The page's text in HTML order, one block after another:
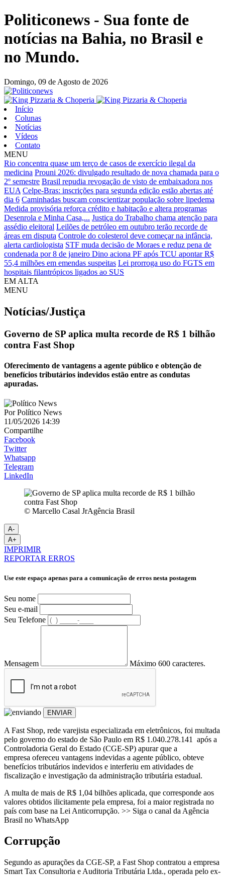
Politiconews - Sua fonte de
notícias na Bahia, no Brasil e
no Mundo.
Domingo, 09 de Agosto de 2026
Início
Colunas
Notícias
Vídeos
Contato
MENU
Rio concentra quase um terço de casos de exercício ilegal da
medicina Prouni 2026: divulgado resultado de nova chamada para o
2º semestre Brasil repudia revogação de visto de embaixadora nos
EUA Celpe-Bras: inscrições para segunda edição estão abertas até
dia 6 Caminhadas buscam conscientizar população sobre lipedema
Medida provisória reforça crédito e habitação e altera programas
Desenrola e Minha Casa,... Justiça do Trabalho chama atenção para
assédio eleitoral Leilões de petróleo em outubro terão recorde de
áreas em disputa Controle do colesterol deve começar na infância,
alerta cardiologista STF muda decisão de Moraes e reduz pena de
condenada por 8 de janeiro Dino aciona PF após TCU apontar R$
55,4 milhões em emendas suspeitas Lei prorroga uso do FGTS em
hospitais filantrópicos ligados ao SUS
EM ALTA
MENU
Notícias/Justiça
Governo de SP aplica multa recorde de R$ 1 bilhão
contra Fast Shop
Oferecimento de vantagens a agente público e obtenção de
benefícios tributários indevidos estão entre as condutas
apuradas.
PorPolítico News
11/05/2026 14:39
Compartilhe
Facebook
Twitter
Whatsapp
Telegram
LinkedIn
© Marcello Casal JrAgência Brasil
A-
A+
IMPRIMIR
REPORTAR ERROS
Use este espaço apenas para a comunicação de erros nesta postagem
Seu nome
Seu e-mail
Seu Telefone
Mensagem Máximo 600 caracteres.
ENVIAR
A Fast Shop, rede varejista especializada em eletrônicos, foi multada
pelo governo do estado de São Paulo em R$ 1.040.278.141 após a
Controladoria Geral do Estado (CGE-SP) apurar que a
empresa ofereceu vantagens indevidas a agente público, obteve
benefícios tributários indevidos e interferiu em atividades de
fiscalização e investigação da administração tributária estadual.
A multa de mais de R$ 1,04 bilhões aplicada, que corresponde aos
valores obtidos ilicitamente pela empresa, foi a maior registrada no
país com base na Lei Anticorrupção. >> Siga o canal da Agência
Brasil no WhatsApp
Corrupção
Segundo as apurações da CGE-SP, a Fast Shop contratou a empresa
Smart Tax Consultoria e Auditoria Tributária Ltda., operada pelo ex-